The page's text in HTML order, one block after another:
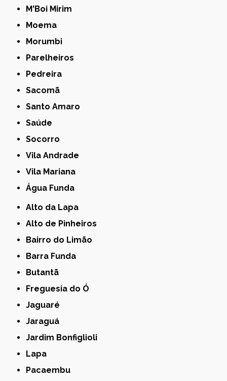
M'Boi Mirim
Moema
Morumbi
Parelheiros
Pedreira
Sacomã
Santo Amaro
Saúde
Socorro
Vila Andrade
Vila Mariana
Água Funda
Alto da Lapa
Alto de Pinheiros
Bairro do Limão
Barra Funda
Butantã
Freguesia do Ó
Jaguaré
Jaraguá
Jardim Bonfiglioli
Lapa
Pacaembu